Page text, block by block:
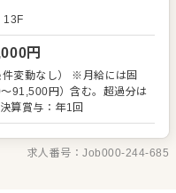
オープン計画が多数あり、
けます。 シェフとして、
管理・育成、発注、在庫管
全般をお任せします。 お
れない特別な“ワクワク体
たの料理で創り上げましょ
個性を輝かせ、存分にご
い人気店を多数運営してい
の銀座ティファニー内「ブ
13F
円
変動なし） ※月給には固
91,500円）含む。超過分は
■決算賞与：年1回
求人番号：Job000-244-685